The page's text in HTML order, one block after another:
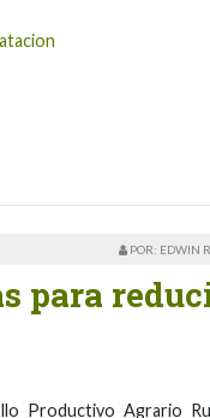
POR: EDWIN
para
Productivo Agrario